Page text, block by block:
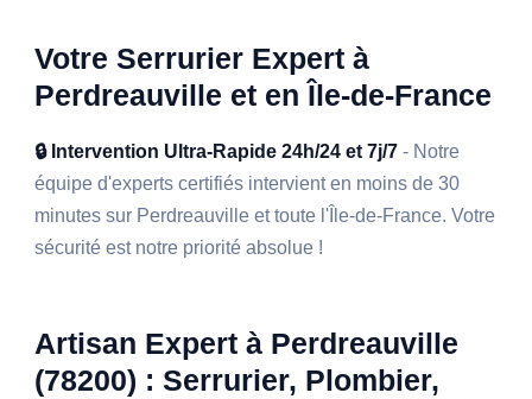
Votre Serrurier Expert à
Perdreauville et en Île-de-France
🔒 Intervention Ultra-Rapide 24h/24 et 7j/7 - Notre
équipe d'experts certifiés intervient en moins de 30
minutes sur Perdreauville et toute l'Île-de-France. Votre
sécurité est notre priorité absolue !
Artisan Expert à Perdreauville
(78200) : Serrurier, Plombier,